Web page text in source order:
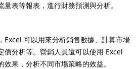
量表等報表，進行財務預測與分析。
Excel 可以用來分析銷售數據、計算市場
價分析等。營銷人員還可以使用 Excel
效果，分析不同市場策略的效益。